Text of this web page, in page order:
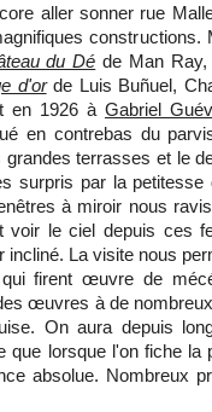
aller sonner rue
constructions.
du Dé de Man
d'orde Luis Buñuel,
en 1926 à Gabriel
en contrebas du
terrasses et le
surpris par la
à miroir nous
voir le ciel depuis ces
incliné. La visite nous
firent œuvre de
œuvres à de
On aura depuis
lorsque l'on fiche la
absolue. Nombreux